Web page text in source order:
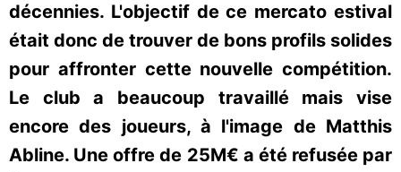
décennies. L'objectif de ce mercato estival
était donc de trouver de bons profils solides
pour affronter cette nouvelle compétition.
Le club a beaucoup travaillé mais vise
encore des joueurs, à l'image de Matthis
Abline. Une offre de 25M€ a été refusée par